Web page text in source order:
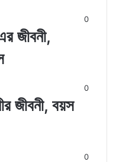
0
জীবনী,
0
জীবনী, বয়স
0